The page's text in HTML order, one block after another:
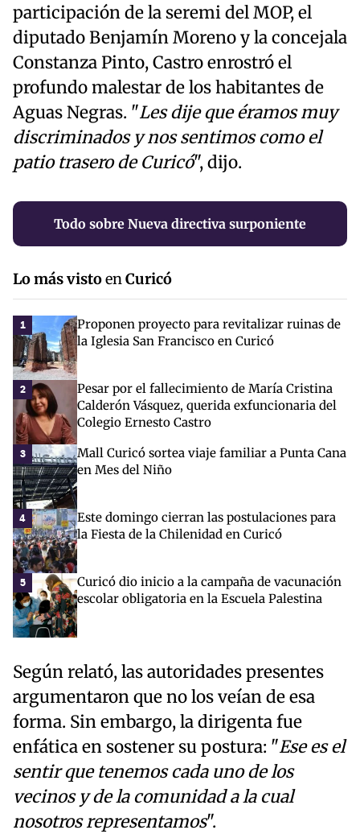
participación de la seremi del MOP, el
diputado Benjamín Moreno y la concejala
Constanza Pinto, Castro enrostró el
profundo malestar de los habitantes de
Aguas Negras. "Les dije que éramos muy
discriminados y nos sentimos como el
patio trasero de Curicó", dijo.
Todo sobre Nueva directiva surponiente
Lo más vistoenCuricó
1
Proponen proyecto para revitalizar ruinas de
la Iglesia San Francisco en Curicó
2
Pesar por el fallecimiento de María Cristina
Calderón Vásquez, querida exfuncionaria del
Colegio Ernesto Castro
3
Mall Curicó sortea viaje familiar a Punta Cana
en Mes del Niño
4
Este domingo cierran las postulaciones para
la Fiesta de la Chilenidad en Curicó
5
Curicó dio inicio a la campaña de vacunación
escolar obligatoria en la Escuela Palestina
Según relató, las autoridades presentes
argumentaron que no los veían de esa
forma. Sin embargo, la dirigenta fue
enfática en sostener su postura: "Ese es el
sentir que tenemos cada uno de los
vecinos y de la comunidad a la cual
nosotros representamos".